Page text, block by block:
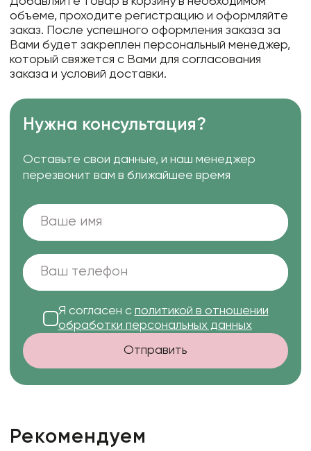
объеме, проходите регистрацию и оформляйте
заказ. После успешного оформления заказа за
Вами будет закреплен персональный менеджер,
который свяжется с Вами для согласования
заказа и условий доставки.
Нужна консультация?
Оставьте свои данные, и наш менеджер
перезвонит вам в ближайшее время
Я согласен с политикой в отношении
обработки персональных данных
Отправить
Рекомендуем